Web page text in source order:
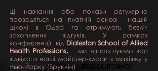
Ці навчання або покази регулярно
проводяться на платній основі
нашій
школі в Одесі та отримують безліч
захоплених відгуків. У рамках
конференції
від Dialexton School of Allied
Health Professions,
ми запрошуємо вас
відвідати наші майстер-класи з макіяжу у
Нью-Йорку (Бруклін)
БЕЗКОШТОВНО!